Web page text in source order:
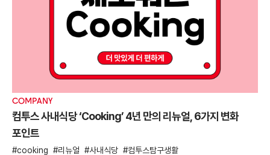
COMPANY
컴투스 사내식당 ‘Cooking’ 4년 만의 리뉴얼, 6가지 변화
포인트
cooking 리뉴얼 사내식당 컴투스탐구생활